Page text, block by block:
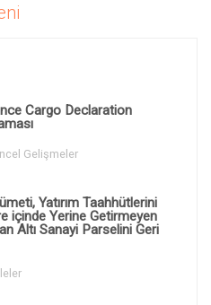
Cargo Declaration
Gelişmeler
Yatırım Taahhütlerini
içinde Yerine Getirmeyen
Altı Sanayi Parselini Geri